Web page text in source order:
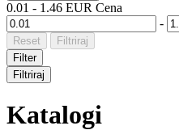
0.01 - 1.46 EUR Cena
-
Reset
Filtriraj
Filter
Filtriraj
Katalogi